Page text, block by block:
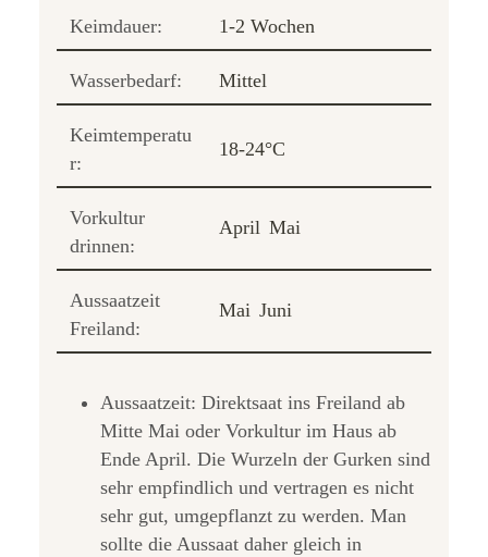
Keimdauer: 1-2 Wochen
Wasserbedarf: Mittel
Keimtemperatu
r:
18-24°C
Vorkultur
drinnen:
April Mai
Aussaatzeit
Freiland:
Mai Juni
Aussaatzeit: Direktsaat ins Freiland ab
Mitte Mai oder Vorkultur im Haus ab
Ende April. Die Wurzeln der Gurken sind
sehr empfindlich und vertragen es nicht
sehr gut, umgepflanzt zu werden. Man
sollte die Aussaat daher gleich in